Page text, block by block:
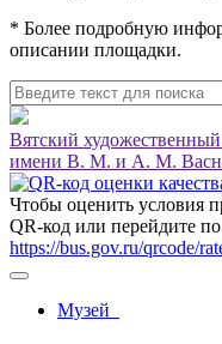
* Более подробную
описании площадки.
Вятский
имени В. М. и А. М.
Чтобы оценить условия
QR-код или перейдите
https://bus.gov.ru/qrcode/
Музей